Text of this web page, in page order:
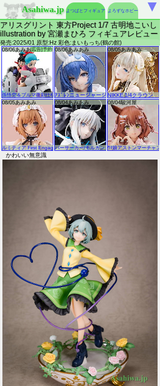
Asahiwa.jp よつばとフィギュア よろずなホビー
アリスグリント 東方Project 1/7 古明地こいし
illustration by 宮瀬まひろ フィギュアレビュー
発売:2025/01 原型:Hz 彩色:まいもっち(鶴の館)
かわいい無意識
▼